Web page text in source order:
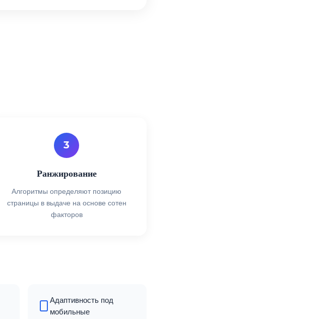
3
Ранжирование
Алгоритмы определяют позицию
страницы в выдаче на основе сотен
факторов
Адаптивность под
мобильные